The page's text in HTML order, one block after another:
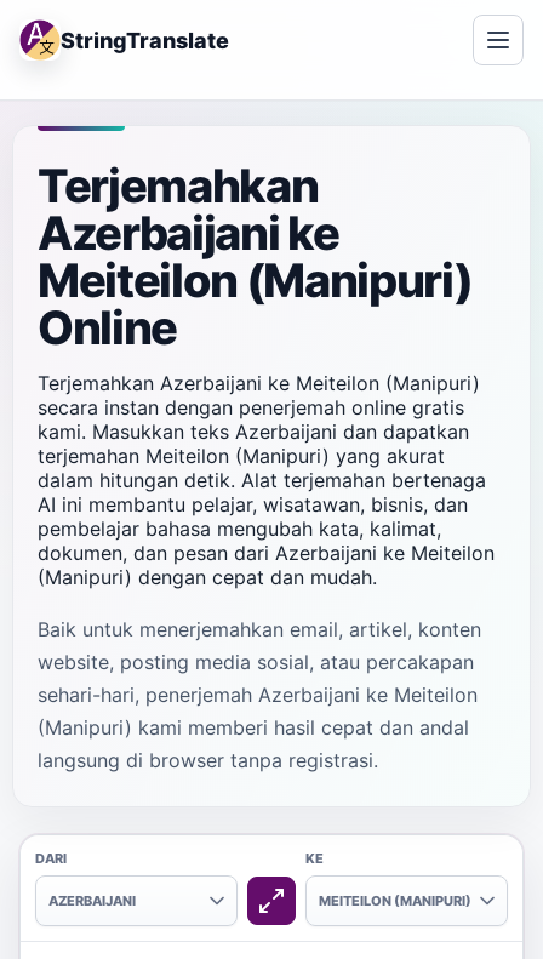
StringTranslate
Terjemahkan
Azerbaijani ke
Meiteilon (Manipuri)
Online
Terjemahkan Azerbaijani ke Meiteilon (Manipuri)
secara instan dengan penerjemah online gratis
kami. Masukkan teks Azerbaijani dan dapatkan
terjemahan Meiteilon (Manipuri) yang akurat
dalam hitungan detik. Alat terjemahan bertenaga
AI ini membantu pelajar, wisatawan, bisnis, dan
pembelajar bahasa mengubah kata, kalimat,
dokumen, dan pesan dari Azerbaijani ke Meiteilon
(Manipuri) dengan cepat dan mudah.
Baik untuk menerjemahkan email, artikel, konten
website, posting media sosial, atau percakapan
sehari-hari, penerjemah Azerbaijani ke Meiteilon
(Manipuri) kami memberi hasil cepat dan andal
langsung di browser tanpa registrasi.
DARI
AZERBAIJANI
KE
MEITEILON (MANIPURI)